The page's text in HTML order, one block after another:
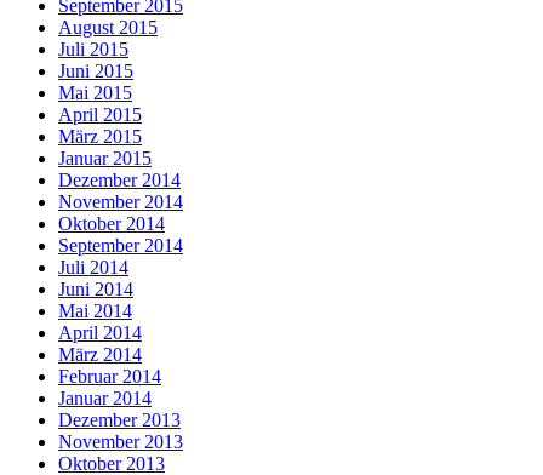
September 2015
August 2015
Juli 2015
Juni 2015
Mai 2015
April 2015
März 2015
Januar 2015
Dezember 2014
November 2014
Oktober 2014
September 2014
Juli 2014
Juni 2014
Mai 2014
April 2014
März 2014
Februar 2014
Januar 2014
Dezember 2013
November 2013
Oktober 2013